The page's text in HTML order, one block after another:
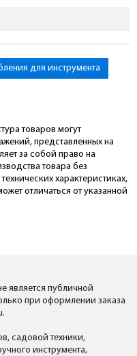
для инструмента
товаров могут
представленных на
за собой право на
товара без
характеристиках,
отличаться от указанной
является публичной
при оформлении заказа
садовой техники,
инструмента,